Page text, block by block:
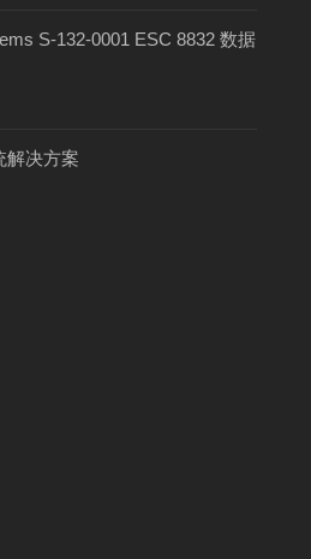
S-132-0001 ESC 8832 数据
解决方案